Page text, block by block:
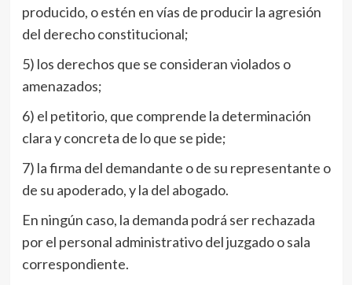
producido, o estén en vías de producir la agresión
del derecho constitucional;
5) los derechos que se consideran violados o
amenazados;
6) el petitorio, que comprende la determinación
clara y concreta de lo que se pide;
7) la firma del demandante o de su representante o
de su apoderado, y la del abogado.
En ningún caso, la demanda podrá ser rechazada
por el personal administrativo del juzgado o sala
correspondiente.